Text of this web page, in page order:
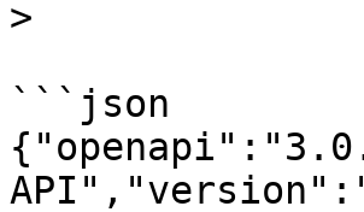
>
```json